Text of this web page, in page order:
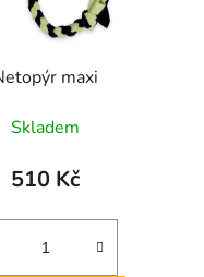
maxi
Skladem
510 Kč